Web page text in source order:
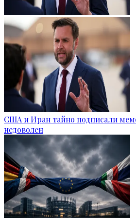
США и Иран тайно подписали
недоволен